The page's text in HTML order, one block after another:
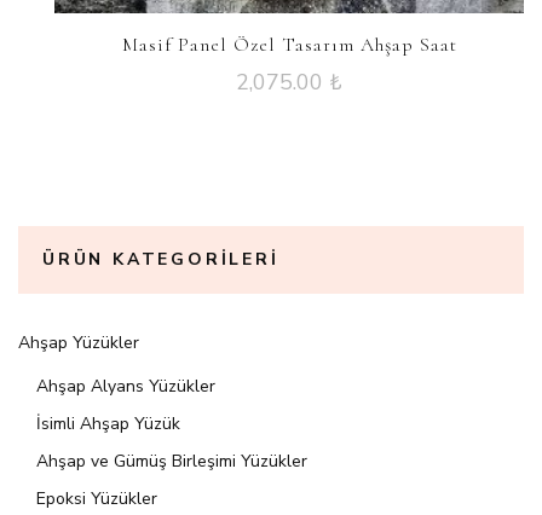
Masif Panel Özel Tasarım Ahşap Saat
2,075.00 ₺
ÜRÜN KATEGORILERI
Ahşap Yüzükler
Ahşap Alyans Yüzükler
İsimli Ahşap Yüzük
Ahşap ve Gümüş Birleşimi Yüzükler
Epoksi Yüzükler